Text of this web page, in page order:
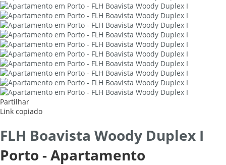
Partilhar
Link copiado
FLH Boavista Woody Duplex I
Porto -Apartamento